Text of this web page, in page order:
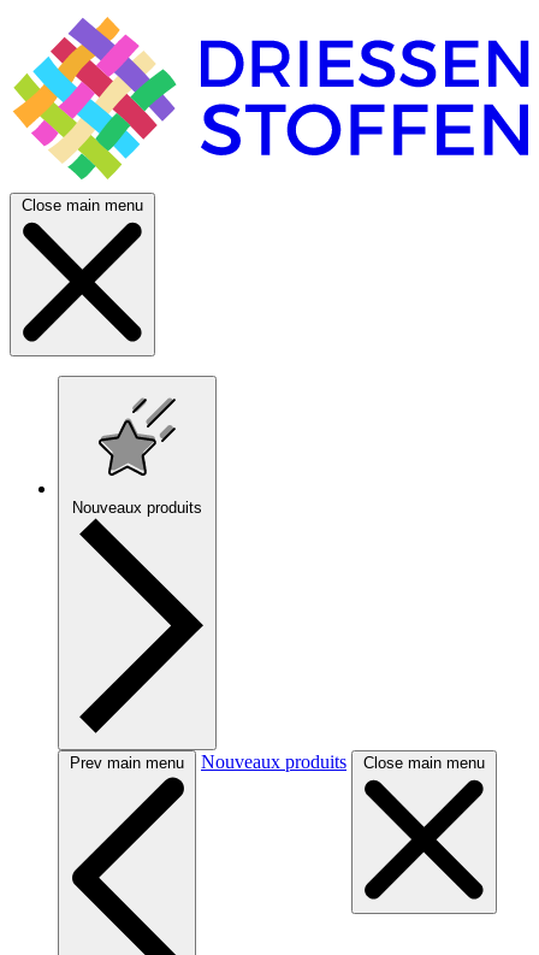
Close main menu
Nouveaux produits
Prev main menu Nouveaux produits Close main menu